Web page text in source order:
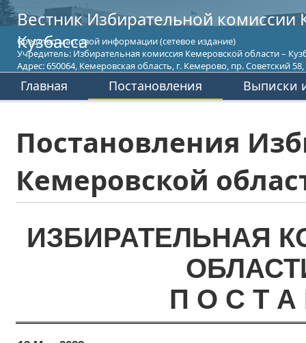
Вестник Избирательной комиссии
Кузбасса
Средство массовой информации (сетевое издание)
Учредитель: Избирательная комиссия Кемеровской области –
Адрес: 650064, Кемеровская область, г. Кемерово, пр. Советский 58,
Главная Постановления Выписки
Постановления
Кемеровской
ИЗБИРАТЕЛЬНАЯ
П О С Т А